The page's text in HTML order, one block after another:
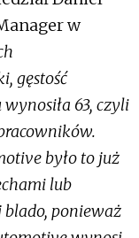
w
gęstość
63, czyli
było to już
lub
ponieważ